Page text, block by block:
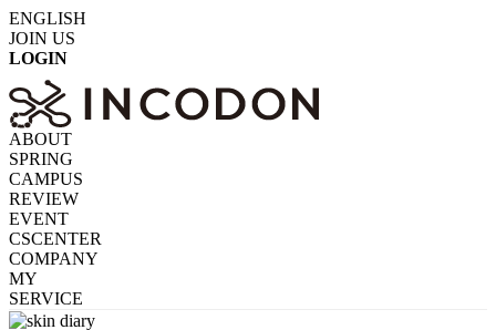
ENGLISH
JOIN US
LOGIN
ABOUT
SPRING
CAMPUS
REVIEW
EVENT
CSCENTER
COMPANY
MY
SERVICE